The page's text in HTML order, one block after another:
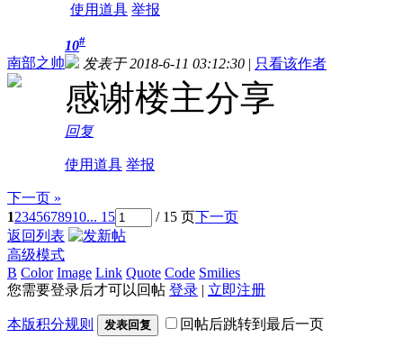
使用道具 举报
南部之帅
10#
发表于 2018-6-11 03:12:30 | 只看该作者
感谢楼主分享
回复
使用道具 举报
下一页 »
12345678910... 15 / 15 页下一页
返回列表
高级模式
B Color Image Link Quote Code Smilies
您需要登录后才可以回帖 登录 | 立即注册
本版积分规则 发表回复 回帖后跳转到最后一页